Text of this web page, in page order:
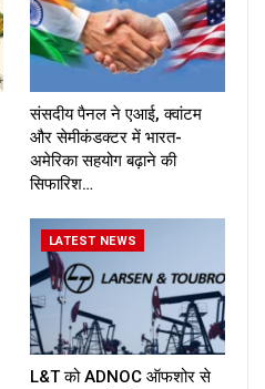
संसदीय पैनल ने एआई, क्वांटम
और सेमीकंडक्टर में भारत-
अमेरिका सहयोग बढ़ाने की
सिफारिश…
LATEST NEWS
L&T को ADNOC ऑफशोर से